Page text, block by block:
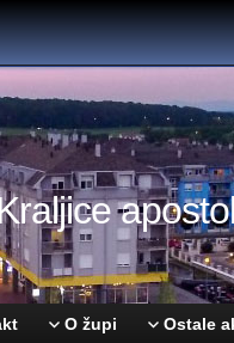
O župi Ostale